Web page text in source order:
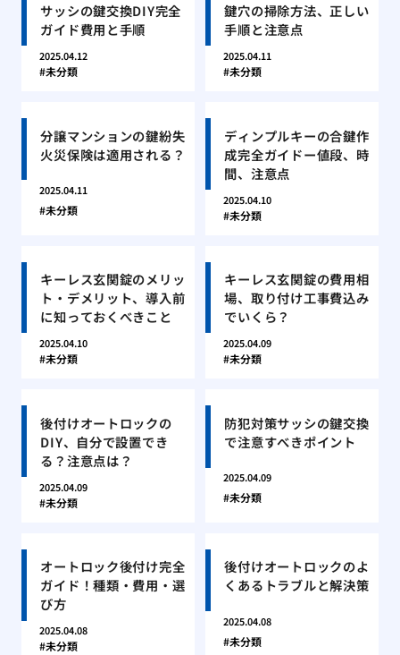
サッシの鍵交換DIY完全
ガイド費用と手順
2025.04.12
未分類
鍵穴の掃除方法、正しい
手順と注意点
2025.04.11
未分類
分譲マンションの鍵紛失
火災保険は適用される？
2025.04.11
未分類
ディンプルキーの合鍵作
成完全ガイドー値段、時
間、注意点
2025.04.10
未分類
キーレス玄関錠のメリッ
ト・デメリット、導入前
に知っておくべきこと
2025.04.10
未分類
キーレス玄関錠の費用相
場、取り付け工事費込み
でいくら？
2025.04.09
未分類
後付けオートロックの
DIY、自分で設置でき
る？注意点は？
2025.04.09
未分類
防犯対策サッシの鍵交換
で注意すべきポイント
2025.04.09
未分類
オートロック後付け完全
ガイド！種類・費用・選
び方
2025.04.08
未分類
後付けオートロックのよ
くあるトラブルと解決策
2025.04.08
未分類